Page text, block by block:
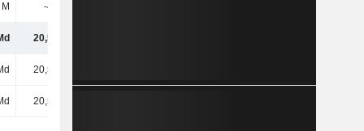
-459 M
20,56 Md
20,56 Md
20,56 Md